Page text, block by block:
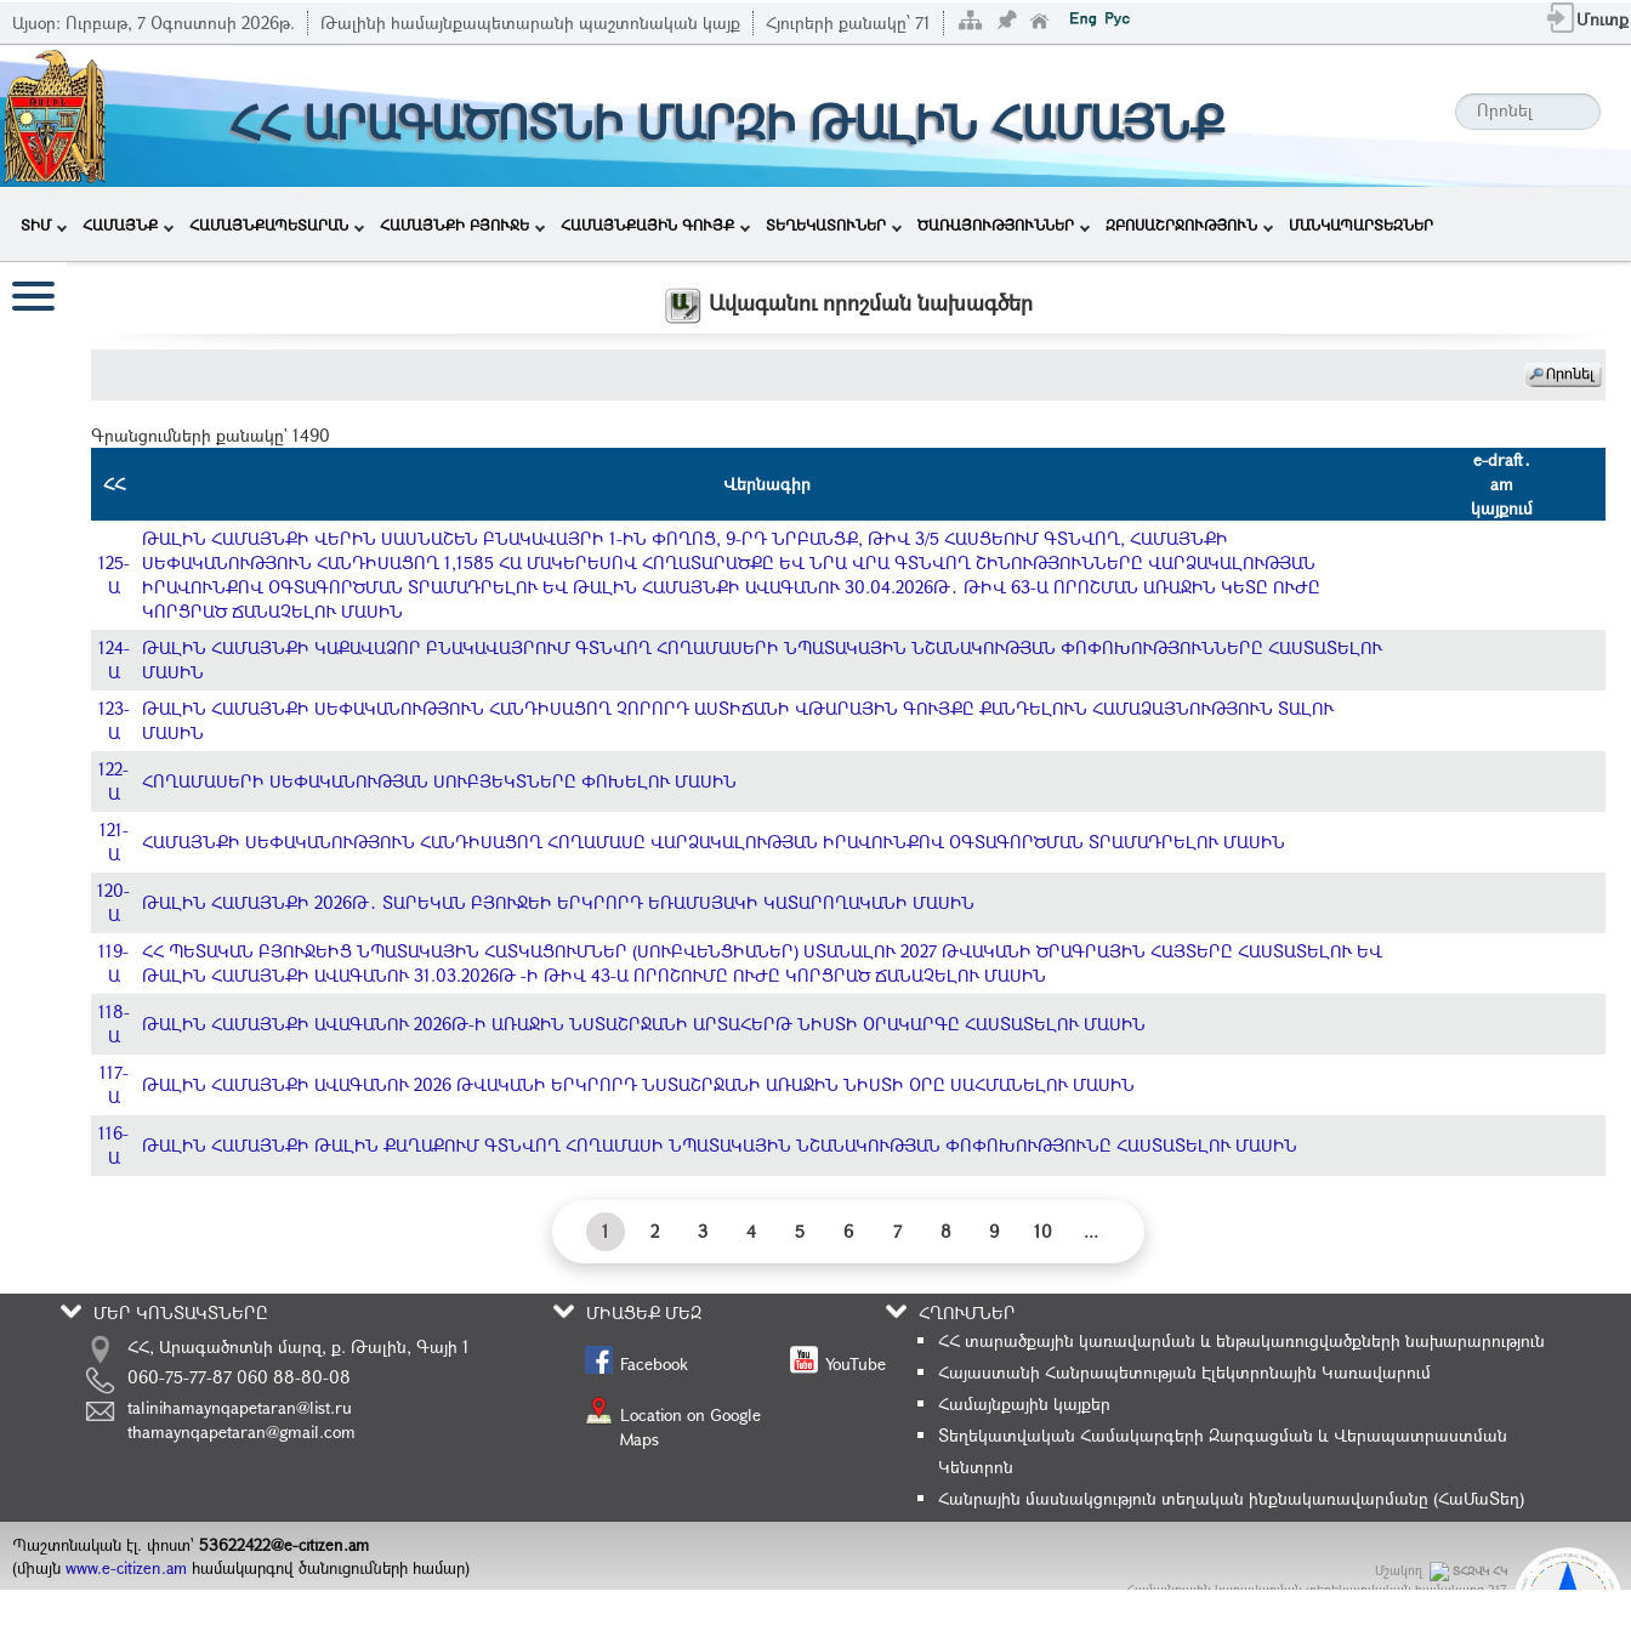
Այսօր: Ուրբաթ, 7 Օգոստոսի 2026թ. Թալինի համայնքապետարանի պաշտոնական կայք Հյուրերի քանակը՝ 71 Մուտք
ՀՀ ԱՐԱԳԱԾՈՏՆԻ ՄԱՐԶԻ ԹԱԼԻՆ ՀԱՄԱՅՆՔ
ՏԻՄ ՀԱՄԱՅՆՔ ՀԱՄԱՅՆՔԱՊԵՏԱՐԱՆ ՀԱՄԱՅՆՔԻ ԲՅՈՒՋԵ ՀԱՄԱՅՆՔԱՅԻՆ ԳՈՒՅՔ ՏԵՂԵԿԱՏՈՒՆԵՐ ԾԱՌԱՅՈՒԹՅՈՒՆՆԵՐ ԶԲՈՍԱՇՐՋՈՒԹՅՈՒՆ ՄԱՆԿԱՊԱՐՏԵԶՆԵՐ
Ավագանու որոշման նախագծեր
Գրանցումների քանակը` 1490
ՀՀ Վերնագիր
e-draft․
am
կայքում
125-
Ա
ԹԱԼԻՆ ՀԱՄԱՅՆՔԻ ՎԵՐԻՆ ՍԱՍՆԱՇԵՆ ԲՆԱԿԱՎԱՅՐԻ 1-ԻՆ ՓՈՂՈՑ, 9-ՐԴ ՆՐԲԱՆՑՔ, ԹԻՎ 3/5 ՀԱՍՑԵՈՒՄ ԳՏՆՎՈՂ, ՀԱՄԱՅՆՔԻ
ՍԵՓԱԿԱՆՈՒԹՅՈՒՆ ՀԱՆԴԻՍԱՑՈՂ 1,1585 ՀԱ ՄԱԿԵՐԵՍՈՎ ՀՈՂԱՏԱՐԱԾՔԸ ԵՎ ՆՐԱ ՎՐԱ ԳՏՆՎՈՂ ՇԻՆՈՒԹՅՈՒՆՆԵՐԸ ՎԱՐՁԱԿԱԼՈՒԹՅԱՆ
ԻՐԱՎՈՒՆՔՈՎ ՕԳՏԱԳՈՐԾՄԱՆ ՏՐԱՄԱԴՐԵԼՈՒ ԵՎ ԹԱԼԻՆ ՀԱՄԱՅՆՔԻ ԱՎԱԳԱՆՈՒ 30.04.2026Թ․ ԹԻՎ 63-Ա ՈՐՈՇՄԱՆ ԱՌԱՋԻՆ ԿԵՏԸ ՈՒԺԸ
ԿՈՐՑՐԱԾ ՃԱՆԱՉԵԼՈՒ ՄԱՍԻՆ
124-
Ա
ԹԱԼԻՆ ՀԱՄԱՅՆՔԻ ԿԱՔԱՎԱՁՈՐ ԲՆԱԿԱՎԱՅՐՈՒՄ ԳՏՆՎՈՂ ՀՈՂԱՄԱՍԵՐԻ ՆՊԱՏԱԿԱՅԻՆ ՆՇԱՆԱԿՈՒԹՅԱՆ ՓՈՓՈԽՈՒԹՅՈՒՆՆԵՐԸ ՀԱՍՏԱՏԵԼՈՒ
ՄԱՍԻՆ
123-
Ա
ԹԱԼԻՆ ՀԱՄԱՅՆՔԻ ՍԵՓԱԿԱՆՈՒԹՅՈՒՆ ՀԱՆԴԻՍԱՑՈՂ ՉՈՐՈՐԴ ԱՍՏԻՃԱՆԻ ՎԹԱՐԱՅԻՆ ԳՈՒՅՔԸ ՔԱՆԴԵԼՈՒՆ ՀԱՄԱՁԱՅՆՈՒԹՅՈՒՆ ՏԱԼՈՒ
ՄԱՍԻՆ
122-
Ա
ՀՈՂԱՄԱՍԵՐԻ ՍԵՓԱԿԱՆՈՒԹՅԱՆ ՍՈՒԲՅԵԿՏՆԵՐԸ ՓՈԽԵԼՈՒ ՄԱՍԻՆ
121-
Ա
ՀԱՄԱՅՆՔԻ ՍԵՓԱԿԱՆՈՒԹՅՈՒՆ ՀԱՆԴԻՍԱՑՈՂ ՀՈՂԱՄԱՍԸ ՎԱՐՁԱԿԱԼՈՒԹՅԱՆ ԻՐԱՎՈՒՆՔՈՎ ՕԳՏԱԳՈՐԾՄԱՆ ՏՐԱՄԱԴՐԵԼՈՒ ՄԱՍԻՆ
120-
Ա
ԹԱԼԻՆ ՀԱՄԱՅՆՔԻ 2026Թ․ ՏԱՐԵԿԱՆ ԲՅՈՒՋԵԻ ԵՐԿՐՈՐԴ ԵՌԱՄՍՅԱԿԻ ԿԱՏԱՐՈՂԱԿԱՆԻ ՄԱՍԻՆ
119-
Ա
ՀՀ ՊԵՏԱԿԱՆ ԲՅՈՒՋԵԻՑ ՆՊԱՏԱԿԱՅԻՆ ՀԱՏԿԱՑՈՒՄՆԵՐ (ՍՈՒԲՎԵՆՑԻԱՆԵՐ) ՍՏԱՆԱԼՈՒ 2027 ԹՎԱԿԱՆԻ ԾՐԱԳՐԱՅԻՆ ՀԱՅՏԵՐԸ ՀԱՍՏԱՏԵԼՈՒ ԵՎ
ԹԱԼԻՆ ՀԱՄԱՅՆՔԻ ԱՎԱԳԱՆՈՒ 31.03.2026Թ -Ի ԹԻՎ 43-Ա ՈՐՈՇՈՒՄԸ ՈՒԺԸ ԿՈՐՑՐԱԾ ՃԱՆԱՉԵԼՈՒ ՄԱՍԻՆ
118-
Ա
ԹԱԼԻՆ ՀԱՄԱՅՆՔԻ ԱՎԱԳԱՆՈՒ 2026Թ-Ի ԱՌԱՋԻՆ ՆՍՏԱՇՐՋԱՆԻ ԱՐՏԱՀԵՐԹ ՆԻՍՏԻ ՕՐԱԿԱՐԳԸ ՀԱՍՏԱՏԵԼՈՒ ՄԱՍԻՆ
117-
Ա
ԹԱԼԻՆ ՀԱՄԱՅՆՔԻ ԱՎԱԳԱՆՈՒ 2026 ԹՎԱԿԱՆԻ ԵՐԿՐՈՐԴ ՆՍՏԱՇՐՋԱՆԻ ԱՌԱՋԻՆ ՆԻՍՏԻ ՕՐԸ ՍԱՀՄԱՆԵԼՈՒ ՄԱՍԻՆ
116-
Ա
ԹԱԼԻՆ ՀԱՄԱՅՆՔԻ ԹԱԼԻՆ ՔԱՂԱՔՈՒՄ ԳՏՆՎՈՂ ՀՈՂԱՄԱՍԻ ՆՊԱՏԱԿԱՅԻՆ ՆՇԱՆԱԿՈՒԹՅԱՆ ՓՈՓՈԽՈՒԹՅՈՒՆԸ ՀԱՍՏԱՏԵԼՈՒ ՄԱՍԻՆ
1 2 3 4 5 6 7 8 9 10 ...
ՄԵՐ ԿՈՆՏԱԿՏՆԵՐԸ ՄԻԱՑԵՔ ՄԵԶ
ՀՂՈՒՄՆԵՐ
ՀՀ, Արագածոտնի մարզ, ք. Թալին, Գայի 1
060-75-77-87 060 88-80-08
talinihamaynqapetaran@list.ru
thamaynqapetaran@gmail.com
Facebook
Location on Google
Maps
YouTube
ՀՀ տարածքային կառավարման և ենթակառուցվածքների նախարարություն
Հայաստանի Հանրապետության Էլեկտրոնային Կառավարում
Համայնքային կայքեր
Տեղեկատվական Համակարգերի Զարգացման և Վերապատրաստման
Կենտրոն
Հանրային մասնակցություն տեղական ինքնակառավարմանը (ՀաՄաՏեղ)
Պաշտոնական էլ. փոստ` 53622422@e-citizen.am
(միայն www.e-citizen.am համակարգով ծանուցումների համար) Մշակող ՏՀԶՎԿ ՀԿ
Համայնքային կառավարման տեղեկատվական համակարգ 217